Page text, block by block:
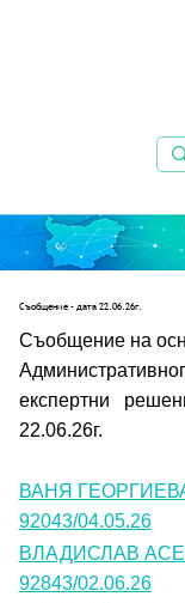
Съобщениe - дата 22.06.26г.
Съобщение на
експертни
22.06.26г.
ВАНЯ
92043/04.05.26
ВЛАДИСЛАВ
92843/02.06.26